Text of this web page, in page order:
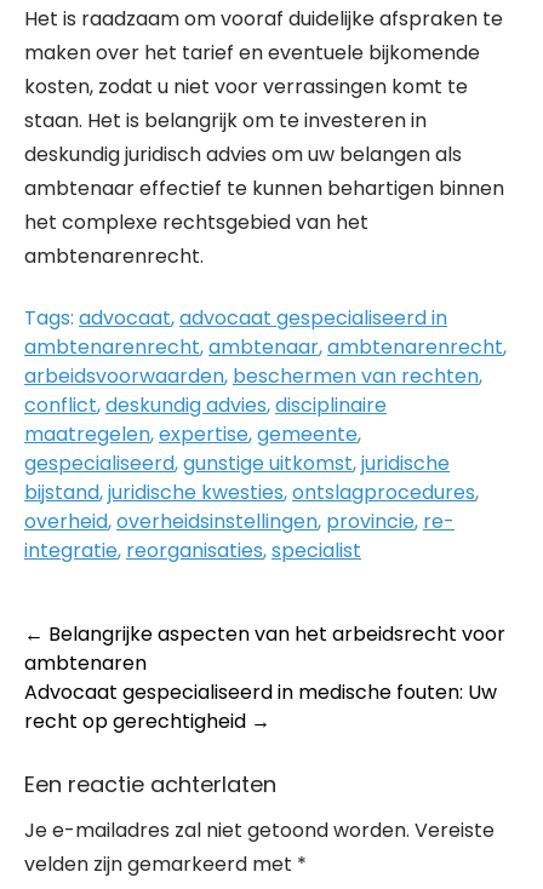
Het is raadzaam om vooraf duidelijke afspraken te
maken over het tarief en eventuele bijkomende
kosten, zodat u niet voor verrassingen komt te
staan. Het is belangrijk om te investeren in
deskundig juridisch advies om uw belangen als
ambtenaar effectief te kunnen behartigen binnen
het complexe rechtsgebied van het
ambtenarenrecht.
Tags: advocaat,advocaat gespecialiseerd in
ambtenarenrecht,ambtenaar,ambtenarenrecht,
arbeidsvoorwaarden, beschermen van rechten,
conflict,deskundig advies,disciplinaire
maatregelen,expertise,gemeente,
gespecialiseerd,gunstige uitkomst,juridische
bijstand,juridische kwesties,ontslagprocedures,
overheid,overheidsinstellingen, provincie, re-
integratie, reorganisaties,specialist
Post
navigation
← Belangrijke aspecten van het arbeidsrecht voor
ambtenaren
Advocaat gespecialiseerd in medische fouten: Uw
recht op gerechtigheid →
Een reactie achterlaten
Je e-mailadres zal niet getoond worden. Vereiste
velden zijn gemarkeerd met *